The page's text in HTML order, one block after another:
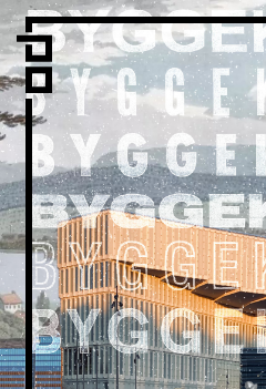
Vi er LPO
Folk
Vår metode
Vår organisering
Vår historie
Hva vi gjør
Prosjekter
Nyheter
Kontakt
Podkast